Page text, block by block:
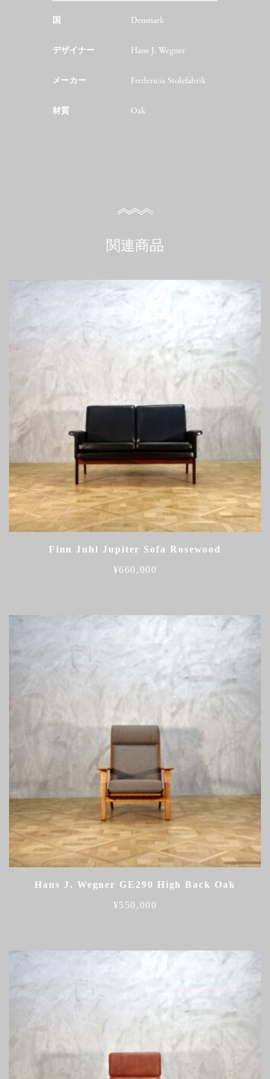
国 Denmark
デザイナー Hans J. Wegner
メーカー Fredericia Stolefabrik
材質 Oak
関連商品
Finn Juhl Jupiter Sofa Rosewood
¥660,000
Hans J. Wegner GE290 High Back Oak
¥550,000